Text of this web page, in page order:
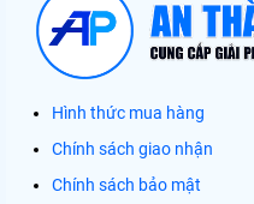
Hình thức mua hàng
Chính sách giao nhận
Chính sách bảo mật